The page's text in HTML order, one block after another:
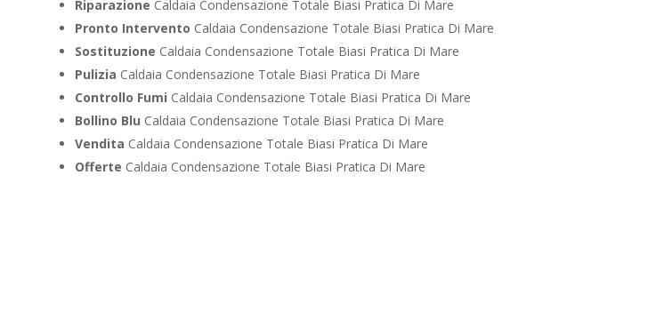
Riparazione Caldaia Condensazione Totale Biasi Pratica Di Mare
Pronto Intervento Caldaia Condensazione Totale Biasi Pratica Di Mare
Sostituzione Caldaia Condensazione Totale Biasi Pratica Di Mare
Pulizia Caldaia Condensazione Totale Biasi Pratica Di Mare
Controllo Fumi Caldaia Condensazione Totale Biasi Pratica Di Mare
Bollino Blu Caldaia Condensazione Totale Biasi Pratica Di Mare
Vendita Caldaia Condensazione Totale Biasi Pratica Di Mare
Offerte Caldaia Condensazione Totale Biasi Pratica Di Mare